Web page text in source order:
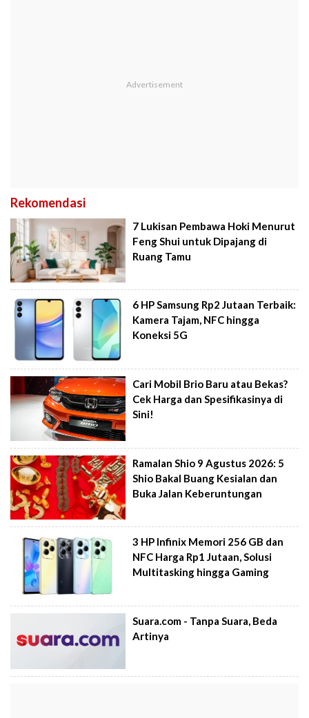
Rekomendasi
7 Lukisan Pembawa Hoki Menurut
Feng Shui untuk Dipajang di
Ruang Tamu
6 HP Samsung Rp2 Jutaan Terbaik:
Kamera Tajam, NFC hingga
Koneksi 5G
Cari Mobil Brio Baru atau Bekas?
Cek Harga dan Spesifikasinya di
Sini!
Ramalan Shio 9 Agustus 2026: 5
Shio Bakal Buang Kesialan dan
Buka Jalan Keberuntungan
3 HP Infinix Memori 256 GB dan
NFC Harga Rp1 Jutaan, Solusi
Multitasking hingga Gaming
Suara.com - Tanpa Suara, Beda
Artinya